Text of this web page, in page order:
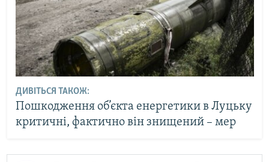
ДИВІТЬСЯ ТАКОЖ:
Пошкодження об’єкта енергетики в Луцьку
критичні, фактично він знищений – мер